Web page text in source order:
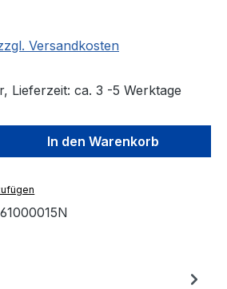
Versandkosten
Lieferzeit: ca. 3 -5 Werktage
Gib den
In den Warenkorb